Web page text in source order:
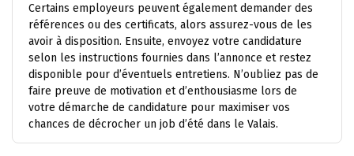
Certains employeurs peuvent également demander des
références ou des certificats, alors assurez-vous de les
avoir à disposition. Ensuite, envoyez votre candidature
selon les instructions fournies dans l’annonce et restez
disponible pour d’éventuels entretiens. N’oubliez pas de
faire preuve de motivation et d’enthousiasme lors de
votre démarche de candidature pour maximiser vos
chances de décrocher un job d’été dans le Valais.